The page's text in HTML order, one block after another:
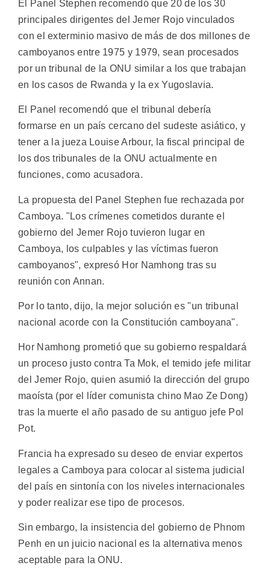
El Panel Stephen recomendó que 20 de los 30
principales dirigentes del Jemer Rojo vinculados
con el exterminio masivo de más de dos millones de
camboyanos entre 1975 y 1979, sean procesados
por un tribunal de la ONU similar a los que trabajan
en los casos de Rwanda y la ex Yugoslavia.
El Panel recomendó que el tribunal debería
formarse en un país cercano del sudeste asiático, y
tener a la jueza Louise Arbour, la fiscal principal de
los dos tribunales de la ONU actualmente en
funciones, como acusadora.
La propuesta del Panel Stephen fue rechazada por
Camboya. "Los crímenes cometidos durante el
gobierno del Jemer Rojo tuvieron lugar en
Camboya, los culpables y las víctimas fueron
camboyanos", expresó Hor Namhong tras su
reunión con Annan.
Por lo tanto, dijo, la mejor solución es "un tribunal
nacional acorde con la Constitución camboyana".
Hor Namhong prometió que su gobierno respaldará
un proceso justo contra Ta Mok, el temido jefe militar
del Jemer Rojo, quien asumió la dirección del grupo
maoísta (por el líder comunista chino Mao Ze Dong)
tras la muerte el año pasado de su antiguo jefe Pol
Pot.
Francia ha expresado su deseo de enviar expertos
legales a Camboya para colocar al sistema judicial
del país en sintonía con los niveles internacionales
y poder realizar ese tipo de procesos.
Sin embargo, la insistencia del gobierno de Phnom
Penh en un juicio nacional es la alternativa menos
aceptable para la ONU.